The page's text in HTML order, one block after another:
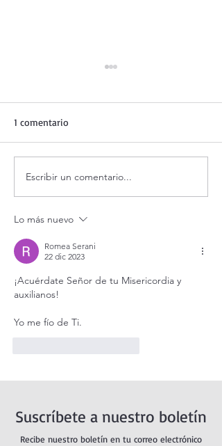
Evangelio de hoy viernes 7
agosto 2026. ¿Es posible
16,24-28)
1 comentario
Escribir un comentario...
Lo más nuevo
Romea Serani
22 dic 2023
¡Acuérdate Señor de tu Misericordia y
auxilianos!
Yo me fío de Ti.
Suscríbete a nuestro boletín
Recibe nuestro boletín en tu correo electrónico